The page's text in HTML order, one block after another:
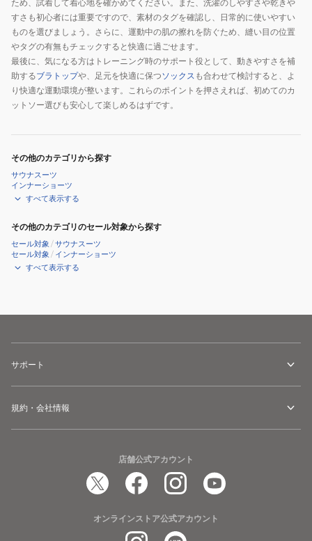
ため、試着して着心地を確かめてください。また、洗濯のしやすさや乾きや
すさも初心者には重要ですので、素材のタグを確認し、日常的に使いやすい
ものを選びましょう。さらに、運動中の肌の擦れを防ぐため、縫い目の位置
やタグの有無もチェックすると快適に過ごせます。
最後に、気になる方はトレーニング時のサポート役として、動きやすさを補
助するブラトップや、足元を快適に保つソックス も合わせて検討すると、よ
り快適な運動環境が整います。これらのポイントを押さえれば、初めてのカ
ットソー選びも安心して楽しめるはずです。
その他のカテゴリから探す
サウナスーツ
インナーショーツ
すべて表示する
その他のカテゴリのセール対象から探す
セール対象 /サウナスーツ
セール対象 / インナーショーツ
すべて表示する
サポート
規約・会社情報
店舗公式アカウント
オンラインストア公式アカウント